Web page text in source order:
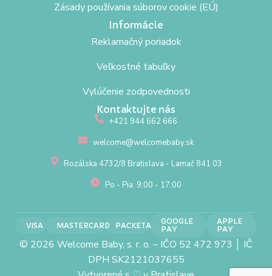
Zásady používania súborov cookie (EÚ)
Informácie
Reklamačný poriadok
Veľkostné tabuľky
Vylúčenie zodpovednosti
Kontaktujte nás
+421 944 662 666
welcome@welcomebaby.sk
Rozálska 4732/8 Bratislava - Lamač 841 03
Po - Pia: 9:00 - 17:00
VISA MASTERCARD PACKETA
GOOGLE
PAY
APPLE
PAY
© 2026 Welcome Baby, s. r. o. – IČO 52 472 973 │ IČ
DPH SK2121037655